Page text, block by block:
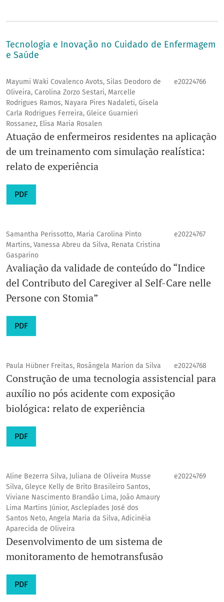
Tecnologia e Inovação no Cuidado de Enfermagem
e Saúde
Mayumi Waki Covalenco Avots, Silas Deodoro de
Oliveira, Carolina Zorzo Sestari, Marcelle
Rodrigues Ramos, Nayara Pires Nadaleti, Gisela
Carla Rodrigues Ferreira, Gleice Guarnieri
Rossanez, Elisa Maria Rosalen
e20224766
Atuação de enfermeiros residentes na aplicação
de um treinamento com simulação realística:
relato de experiência
PDF
Samantha Perissotto, Maria Carolina Pinto
Martins, Vanessa Abreu da Silva, Renata Cristina
Gasparino
e20224767
Avaliação da validade de conteúdo do “Indice
del Contributo del Caregiver al Self-Care nelle
Persone con Stomia”
PDF
Paula Hübner Freitas, Rosângela Marion da Silva e20224768
Construção de uma tecnologia assistencial para
auxílio no pós acidente com exposição
biológica: relato de experiência
PDF
Aline Bezerra Silva, Juliana de Oliveira Musse
Silva, Gleyce Kelly de Brito Brasileiro Santos,
Viviane Nascimento Brandão Lima, João Amaury
Lima Martins Júnior, Asclepíades José dos
Santos Neto, Angela Maria da Silva, Adicinéia
Aparecida de Oliveira
e20224769
Desenvolvimento de um sistema de
monitoramento de hemotransfusão
PDF